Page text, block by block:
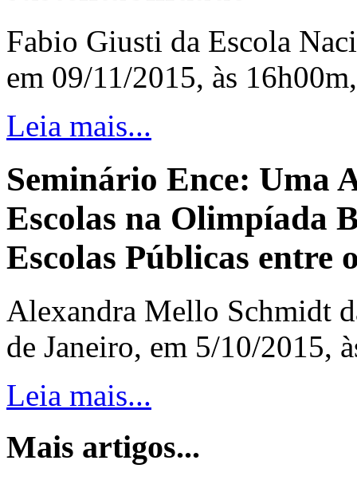
Fabio Giusti da Escola
em 09/11/2015, às
Leia mais...
Seminário Ence: Uma
Escolas na Olimpíada
Escolas Públicas entre
Alexandra Mello Schmidt
de Janeiro, em 5/10/2015,
Leia mais...
Mais artigos...